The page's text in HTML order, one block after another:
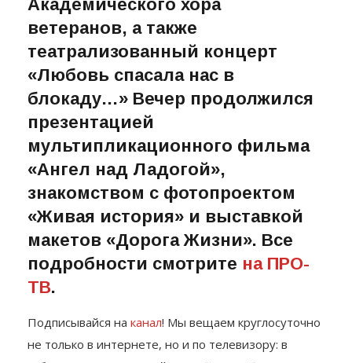
ветеранов, а также
театрализованный концерт
«Любовь спасала нас в
блокаду…» Вечер продолжился
презентацией
мультипликационного фильма
«Ангел над Ладогой»,
знакомством с фотопроектом
«Живая история» и выставкой
макетов «Дорога Жизни». Все
подробности смотритена ПРО-
ТВ.
не только в интернете, но и по телевизору: в
кабельных сетях провайдера «Эталон-Оптик»